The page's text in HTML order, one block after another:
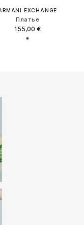
EXCHANGE
Платье
155,00 €